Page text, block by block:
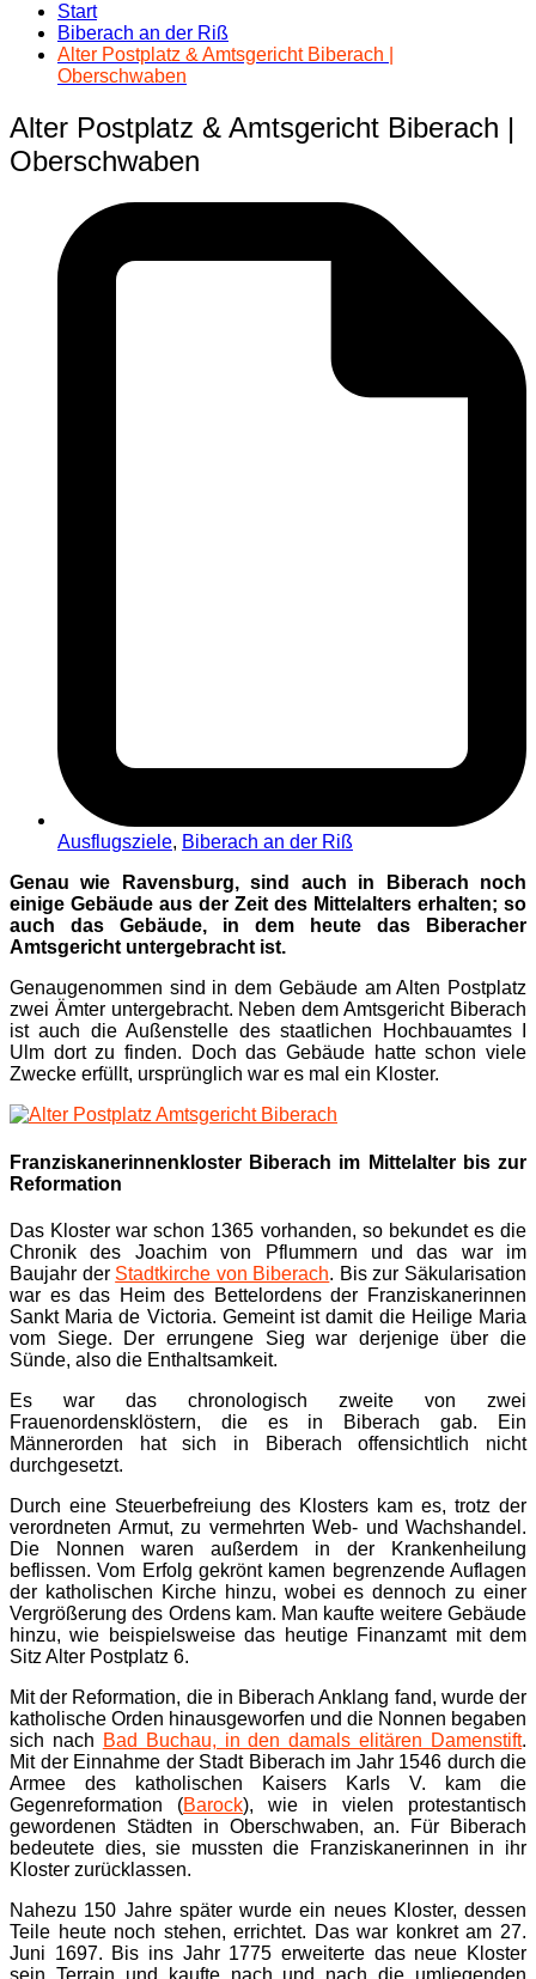
Start
Biberach an der Riß
Alter Postplatz & Amtsgericht Biberach |
Oberschwaben
Alter Postplatz & Amtsgericht Biberach |
Oberschwaben
Ausflugsziele, Biberach an der Riß
Genau wie Ravensburg, sind auch in Biberach noch
einige Gebäude aus der Zeit des Mittelalters erhalten; so
auch das Gebäude, in dem heute das Biberacher
Amtsgericht untergebracht ist.
Genaugenommen sind in dem Gebäude am Alten Postplatz
zwei Ämter untergebracht. Neben dem Amtsgericht Biberach
ist auch die Außenstelle des staatlichen Hochbauamtes I
Ulm dort zu finden. Doch das Gebäude hatte schon viele
Zwecke erfüllt, ursprünglich war es mal ein Kloster.
Franziskanerinnenkloster Biberach im Mittelalter bis zur
Reformation
Das Kloster war schon 1365 vorhanden, so bekundet es die
Chronik des Joachim von Pflummern und das war im
Baujahr der Stadtkirche von Biberach. Bis zur Säkularisation
war es das Heim des Bettelordens der Franziskanerinnen
Sankt Maria de Victoria. Gemeint ist damit die Heilige Maria
vom Siege. Der errungene Sieg war derjenige über die
Sünde, also die Enthaltsamkeit.
Es war das chronologisch zweite von zwei
Frauenordensklöstern, die es in Biberach gab. Ein
Männerorden hat sich in Biberach offensichtlich nicht
durchgesetzt.
Durch eine Steuerbefreiung des Klosters kam es, trotz der
verordneten Armut, zu vermehrten Web- und Wachshandel.
Die Nonnen waren außerdem in der Krankenheilung
beflissen. Vom Erfolg gekrönt kamen begrenzende Auflagen
der katholischen Kirche hinzu, wobei es dennoch zu einer
Vergrößerung des Ordens kam. Man kaufte weitere Gebäude
hinzu, wie beispielsweise das heutige Finanzamt mit dem
Sitz Alter Postplatz 6.
Mit der Reformation, die in Biberach Anklang fand, wurde der
katholische Orden hinausgeworfen und die Nonnen begaben
sich nach Bad Buchau, in den damals elitären Damenstift.
Mit der Einnahme der Stadt Biberach im Jahr 1546 durch die
Armee des katholischen Kaisers Karls V. kam die
Gegenreformation (Barock), wie in vielen protestantisch
gewordenen Städten in Oberschwaben, an. Für Biberach
bedeutete dies, sie mussten die Franziskanerinnen in ihr
Kloster zurücklassen.
Nahezu 150 Jahre später wurde ein neues Kloster, dessen
Teile heute noch stehen, errichtet. Das war konkret am 27.
Juni 1697. Bis ins Jahr 1775 erweiterte das neue Kloster
sein Terrain und kaufte nach und nach die umliegenden